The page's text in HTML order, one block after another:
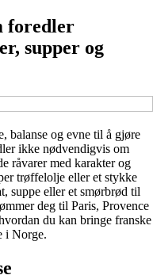
foredler
supper og
balanse og evne til å gjøre
ikke nødvendigvis om
råvarer med karakter og
trøffelolje eller et stykke
suppe eller et smørbrød til
deg til Paris, Provence
du kan bringe franske
i Norge.